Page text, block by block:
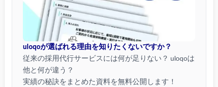
uloqoが選ばれる理由を知りたくないですか？
従来の採用代行サービスには何が足りない？ uloqoは
他と何が違う？
実績の秘訣をまとめた資料を無料公開します！